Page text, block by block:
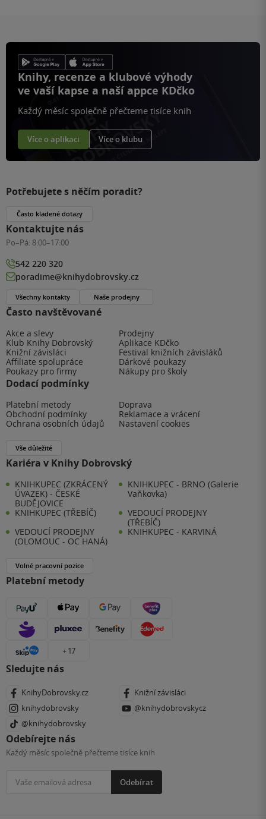
Knihy, recenze a klubové výhody
ve vaší kapse a naší appce KDčko
Každý měsíc společně přečteme tisíce knih
Více o aplikaci Více o klubu
Často navštěvované
Akce a slevy
Prodejny
Klub Knihy Dobrovský
Aplikace KDčko
Knižní závisláci
Festival knižních závisláků
Affiliate spolupráce
Dárkové poukazy
Poukazy pro firmy
Nákupy pro školy
Dodací podmínky
Platební metody
Doprava
Obchodní podmínky
Reklamace a vrácení
Ochrana osobních údajů
Nastavení cookies
Vše důležité
Kariéra v Knihy Dobrovský
KNIHKUPEC (ZKRÁCENÝ
ÚVAZEK) - ČESKÉ
BUDĚJOVICE
KNIHKUPEC - BRNO (Galerie
Vaňkovka)
KNIHKUPEC (TŘEBÍČ)
VEDOUCÍ PRODEJNY
(TŘEBÍČ)
VEDOUCÍ PRODEJNY
(OLOMOUC - OC HANÁ)
KNIHKUPEC - KARVINÁ
Volné pracovní pozice
Platební metody
+ 17
Sledujte nás
KnihyDobrovsky.cz
Knižní závisláci
knihydobrovsky
@knihydobrovskycz
@knihydobrovsky
Odebírejte nás
Každý měsíc společně přečteme tisíce knih
Odebírat
Potřebujete s něčím poradit?
Často kladené dotazy
Kontaktujte nás
Po–Pá: 8:00–17:00
542 220 320
poradime@knihydobrovsky.cz
Všechny kontakty Naše prodejny